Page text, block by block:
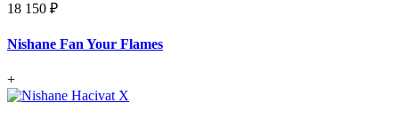
18 150 ₽
Nishane Fan Your Flames
+